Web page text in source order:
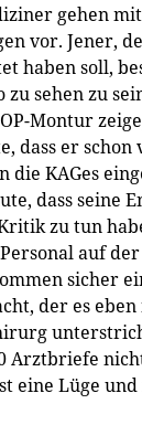
gehen
vor. Jener,
haben soll,
sehen zu
Montur
dass er schon
die KAGes
dass seine
zu tun
auf
sicher
der es
Arztbriefe
eine Lüge und